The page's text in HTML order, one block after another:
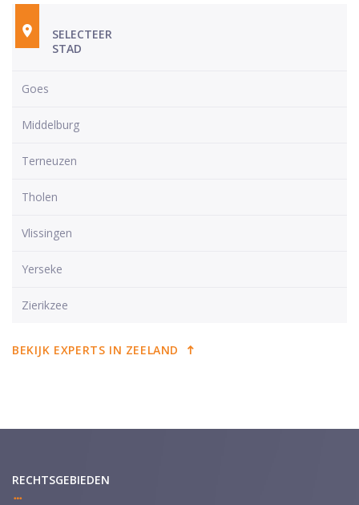
SELECTEER
STAD
Goes
Middelburg
Terneuzen
Tholen
Vlissingen
Yerseke
Zierikzee
BEKIJK EXPERTS IN ZEELAND
RECHTSGEBIEDEN